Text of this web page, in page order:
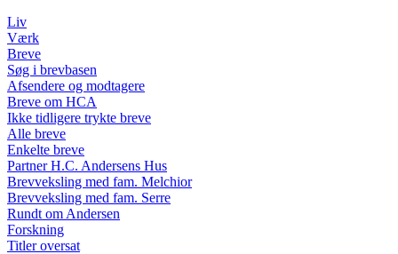
Liv
Værk
Breve
Søg i brevbasen
Afsendere og modtagere
Breve om HCA
Ikke tidligere trykte breve
Alle breve
Enkelte breve
Partner H.C. Andersens Hus
Brevveksling med fam. Melchior
Brevveksling med fam. Serre
Rundt om Andersen
Forskning
Titler oversat